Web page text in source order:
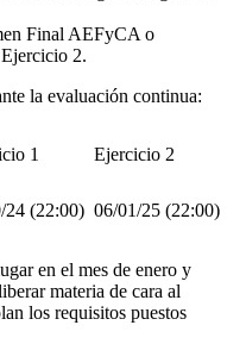
Final AEFyCA o
2.
la evaluación continua:
1 Ejercicio 2
24 (22:00) 06/01/25 (22:00)
en el mes de enero y
materia de cara al
los requisitos puestos